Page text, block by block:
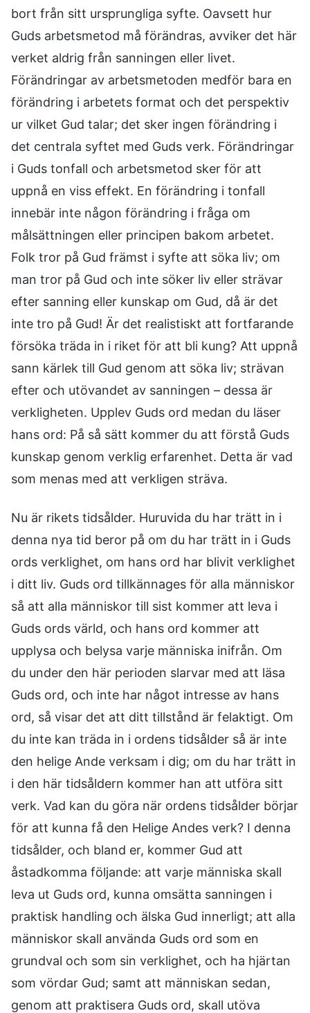
bort från sitt ursprungliga syfte. Oavsett hur
Guds arbetsmetod må förändras, avviker det här
verket aldrig från sanningen eller livet.
Förändringar av arbetsmetoden medför bara en
förändring i arbetets format och det perspektiv
ur vilket Gud talar; det sker ingen förändring i
det centrala syftet med Guds verk. Förändringar
i Guds tonfall och arbetsmetod sker för att
uppnå en viss effekt. En förändring i tonfall
innebär inte någon förändring i fråga om
målsättningen eller principen bakom arbetet.
Folk tror på Gud främst i syfte att söka liv; om
man tror på Gud och inte söker liv eller strävar
efter sanning eller kunskap om Gud, då är det
inte tro på Gud! Är det realistiskt att fortfarande
försöka träda in i riket för att bli kung? Att uppnå
sann kärlek till Gud genom att söka liv; strävan
efter och utövandet av sanningen – dessa är
verkligheten. Upplev Guds ord medan du läser
hans ord: På så sätt kommer du att förstå Guds
kunskap genom verklig erfarenhet. Detta är vad
som menas med att verkligen sträva.
Nu är rikets tidsålder. Huruvida du har trätt in i
denna nya tid beror på om du har trätt in i Guds
ords verklighet, om hans ord har blivit verklighet
i ditt liv. Guds ord tillkännages för alla människor
så att alla människor till sist kommer att leva i
Guds ords värld, och hans ord kommer att
upplysa och belysa varje människa inifrån. Om
du under den här perioden slarvar med att läsa
Guds ord, och inte har något intresse av hans
ord, så visar det att ditt tillstånd är felaktigt. Om
du inte kan träda in i ordens tidsålder så är inte
den helige Ande verksam i dig; om du har trätt in
i den här tidsåldern kommer han att utföra sitt
verk. Vad kan du göra när ordens tidsålder börjar
för att kunna få den Helige Andes verk? I denna
tidsålder, och bland er, kommer Gud att
åstadkomma följande: att varje människa skall
leva ut Guds ord, kunna omsätta sanningen i
praktisk handling och älska Gud innerligt; att alla
människor skall använda Guds ord som en
grundval och som sin verklighet, och ha hjärtan
som vördar Gud; samt att människan sedan,
genom att praktisera Guds ord, skall utöva